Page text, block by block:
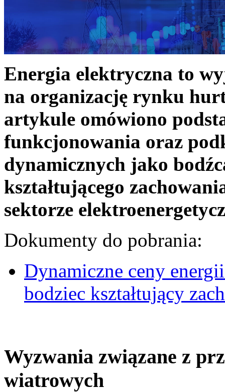
Energia elektryczna to
na organizację rynku
artykule omówiono
funkcjonowania oraz
dynamicznych jako
kształtującego
sektorze
Dokumenty do pobrania:
Dynamiczne ceny
bodziec kształtujący
Wyzwania związane z
wiatrowych